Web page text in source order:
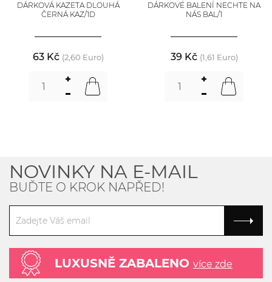
DÁRKOVÁ KAZETA DLOUHÁ
ČERNÁ KAZ/1D
63 Kč (2,60 Euro)
DÁRKOVÉ BALENÍ NECHTE NA
NÁS BAL/1
39 Kč (1,61 Euro)
NOVINKY NA E-MAIL
BUĎTE O KROK NAPŘED!
LUXUSNĚ ZABALENO více zde